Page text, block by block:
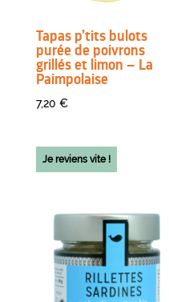
Tapas p’tits bulots
purée de poivrons
grillés et limon – La
Paimpolaise
7,20 €
Je reviens vite !